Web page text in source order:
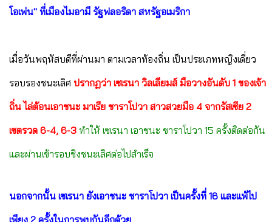
โอเพ่น" ที่เมืองไมอามี รัฐฟลอริดา สหรัฐอเมริกา
เมื่อวันพฤหัสบดีที่ผ่านมา ตามเวลาท้องถิ่น เป็นประเภทหญิงเดี่ยว
รอบรองชนะเลิศ ปรากฏว่า เซเรนา วิลเลียมส์ มือวางอันดับ 1 ของเจ้า
ถิ่น ไล่ต้อนเอาชนะ มาเรีย ชาราโปวา สาวสวยมือ 4 จากรัสเซีย 2
เซตรวด 6-4, 6-3 ทำให้ เซเรนา เอาชนะ ชาราโปวา 15 ครั้งติดต่อกัน
และผ่านเข้ารอบชิงชนะเลิศต่อไปสำเร็จ
นอกจากนั้น เซเรนา ยังเอาชนะ ชาราโปวา เป็นครั้งที่ 16 และแพ้ไป